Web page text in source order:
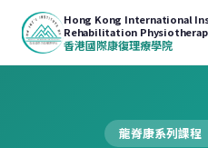
Hong Kong International
Rehabilitation
香港國際康復理療學院
龍脊康系列課